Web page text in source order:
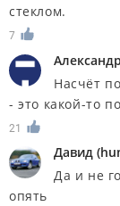
стеклом.
7
Александр
Насчёт
- это какой-то
21
Дaвид (
Да и не
опять